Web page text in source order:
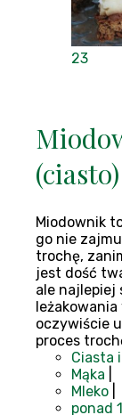
23
(ciasto)
Miodownik
go nie
trochę,
jest dość
ale najlepiej
leżakowania
oczywiście
proces
Ciasta
Mąka
Mleko
ponad